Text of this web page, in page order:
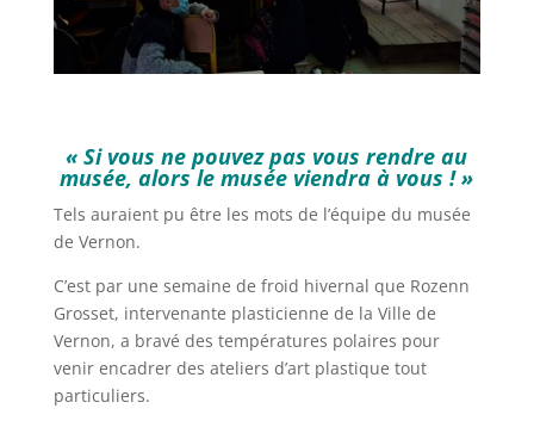
« Si vous ne pouvez pas vous rendre au
musée, alors le musée viendra à vous ! »
Tels auraient pu être les mots de l’équipe du musée
de Vernon.
C’est par une semaine de froid hivernal que Rozenn
Grosset, intervenante plasticienne de la Ville de
Vernon, a bravé des températures polaires pour
venir encadrer des ateliers d’art plastique tout
particuliers.